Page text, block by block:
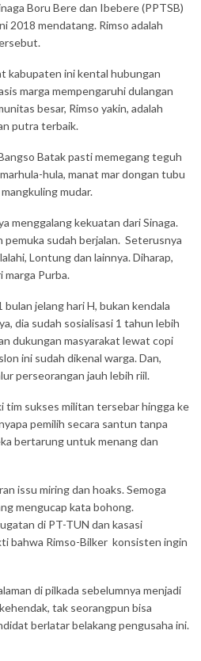
Boru Bere dan Ibebere (PPTSB)
2018 mendatang. Rimso adalah
kabupaten ini kental hubungan
marga mempengaruhi dulangan
besar, Rimso yakin, adalah
putra terbaik.
Batak pasti memegang teguh
hula, manat mar dongan tubu
mudar.
menggalang kekuatan dari Sinaga.
sudah berjalan. Seterusnya
Lontung dan lainnya. Diharap,
marga Purba.
jelang hari H, bukan kendala
dia sudah sosialisasi 1 tahun lebih
dukungan masyarakat lewat copi
ini sudah dikenal warga. Dan,
perseorangan jauh lebih riil.
tim sukses militan tersebar hingga ke
pemilih secara santun tanpa
bertarung untuk menang dan
issu miring dan hoaks. Semoga
mengucap kata bohong.
di PT-TUN dan kasasi
bahwa Rimso-Bilker konsisten ingin
di pilkada sebelumnya menjadi
tak seorangpun bisa
berlatar belakang pengusaha ini.